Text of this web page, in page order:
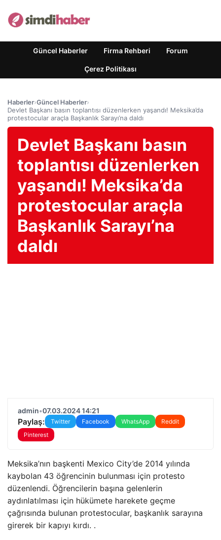
Güncel Haberler Firma Rehberi Forum
Çerez Politikası
Haberler›Güncel Haberler›
Devlet Başkanı basın toplantısı düzenlerken yaşandı! Meksika’da
protestocular araçla Başkanlık Sarayı’na daldı
Devlet Başkanı basın
toplantısı düzenlerken
yaşandı! Meksika’da
protestocular araçla
Başkanlık Sarayı’na
daldı
admin•07.03.2024 14:21
Paylaş: Twitter Facebook WhatsApp
Reddit
Pinterest
Meksika’nın başkenti Mexico City’de 2014 yılında
kaybolan 43 öğrencinin bulunması için protesto
düzenlendi. Öğrencilerin başına gelenlerin
aydınlatılması için hükümete harekete geçme
çağrısında bulunan protestocular, başkanlık sarayına
girerek bir kapıyı kırdı. .